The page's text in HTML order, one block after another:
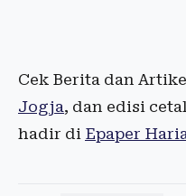
Cek Berita dan
Jogja, dan edisi
hadir di Epaper